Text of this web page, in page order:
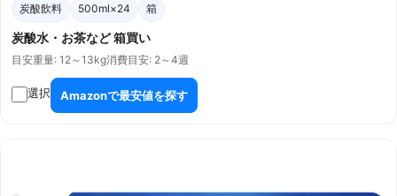
炭酸飲料 500ml×24 箱
炭酸水・お茶など 箱買い
目安重量: 12～13kg消費目安: 2～4週
選択 Amazonで最安値を探す